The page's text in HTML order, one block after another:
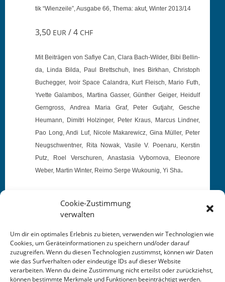
Cookie-Zustimmung
verwalten
Um dir ein optimales Erlebnis zu bieten, verwenden wir Technologien wie
Cookies, um Geräteinformationen zu speichern und/oder darauf
zuzugreifen. Wenn du diesen Technologien zustimmst, können wir Daten
wie das Surfverhalten oder eindeutige IDs auf dieser Website
verarbeiten. Wenn du deine Zustimmung nicht erteilst oder zurückziehst,
können bestimmte Merkmale und Funktionen beeinträchtigt werden.
tik “Wien­zeile”, Aus­gabe 66, The­ma: akut, Win­ter 2013/14
3,50 EUR / 4 CHF
Mit Beiträ­gen von Safiye Can, Clara Bach-Wilder, Bibi Bellin­
da, Lin­da Bil­da, Paul Brettschuh, Ines Birkhan, Christoph
Bucheg­ger, Ivoir Space Calan­dra, Kurt Fleisch, Mario Futh,
Yvette Galam­bos, Mar­ti­na Gasser, Gün­ther Geiger, Hei­dulf
Gern­gross, Andrea Maria Graf, Peter Gut­jahr, Gesche
Heumann, Dim­itri Holzinger, Peter Kraus, Mar­cus Lind­ner,
Pao Long, Andi Luf, Nicole Makarewicz, Gina Müller, Peter
Neugschwent­ner, Rita Nowak, Vasile V. Poe­naru, Ker­stin
Putz, Roel Ver­schuren, Anas­ta­sia Vybor­no­va, Eleonore
Weber, Mar­tin Win­ter, Reimo Serge Wuk­ounig, Yi Sha.
This entry was posted inKALENDER . Bookmark the
permalink.